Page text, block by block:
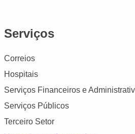
Serviços
Correios
Hospitais
Serviços Financeiros e
Serviços Públicos
Terceiro Setor